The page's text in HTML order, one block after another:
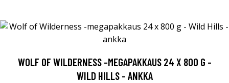
WOLF OF WILDERNESS -MEGAPAKKAUS 24 X 800 G -
WILD HILLS - ANKKA